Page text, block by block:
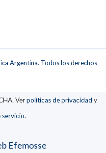
Argentina. Todos los derechos
Verpolíticas de privacidad y
servicio.
Efemosse